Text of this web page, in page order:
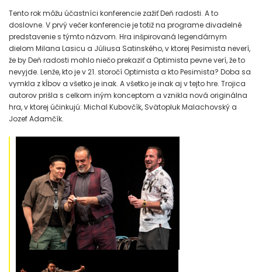
Tento rok môžu účastníci konferencie zažiť Deň radosti. A to
doslovne. V prvý večer konferencie je totiž na programe divadelné
predstavenie s týmto názvom. Hra inšpirovaná legendárnym
dielom Milana Lasicu a Júliusa Satinského, v ktorej Pesimista neverí,
že by Deň radosti mohlo niečo prekaziť a Optimista pevne verí, že to
nevyjde. Lenže, kto je v 21. storočí Optimista a kto Pesimista? Doba sa
vymkla z kĺbov a všetko je inak. A všetko je inak aj v tejto hre. Trojica
autorov prišla s celkom iným konceptom a vznikla nová originálna
hra, v ktorej účinkujú: Michal Kubovčík, Svätopluk Malachovský a
Jozef Adamčík.